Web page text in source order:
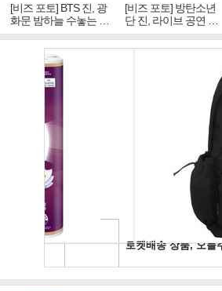
[비즈 포토] BTS 진, 광
화문 밤하늘 수놓는 '비
주얼 킹'의 열창
[비즈 포토] 방탄소년
단 진, 라이브 공연 중
빛나는 독보적 아우라